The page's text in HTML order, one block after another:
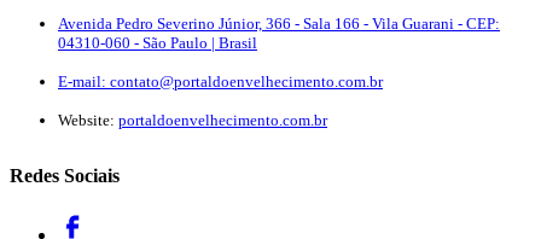
Avenida Pedro Severino Júnior, 366 - Sala 166 - Vila Guarani - CEP:
04310-060 - São Paulo | Brasil
E-mail: contato@portaldoenvelhecimento.com.br
Website: portaldoenvelhecimento.com.br
Redes Sociais